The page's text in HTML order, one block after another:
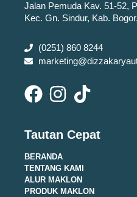
Jalan Pemuda Kav. 51-52,
Kec. Gn. Sindur, Kab.
(0251) 860 8244
Tautan Cepat
BERANDA
TENTANG KAMI
ALUR MAKLON
PRODUK MAKLON